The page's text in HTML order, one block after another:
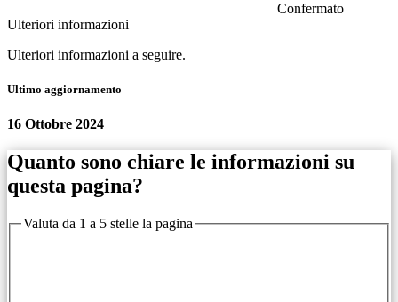
Confermato
Ulteriori informazioni
Ulteriori informazioni a seguire.
Ultimo aggiornamento
16 Ottobre 2024
Quanto sono chiare le informazioni su
questa pagina?
Valuta da 1 a 5 stelle la pagina